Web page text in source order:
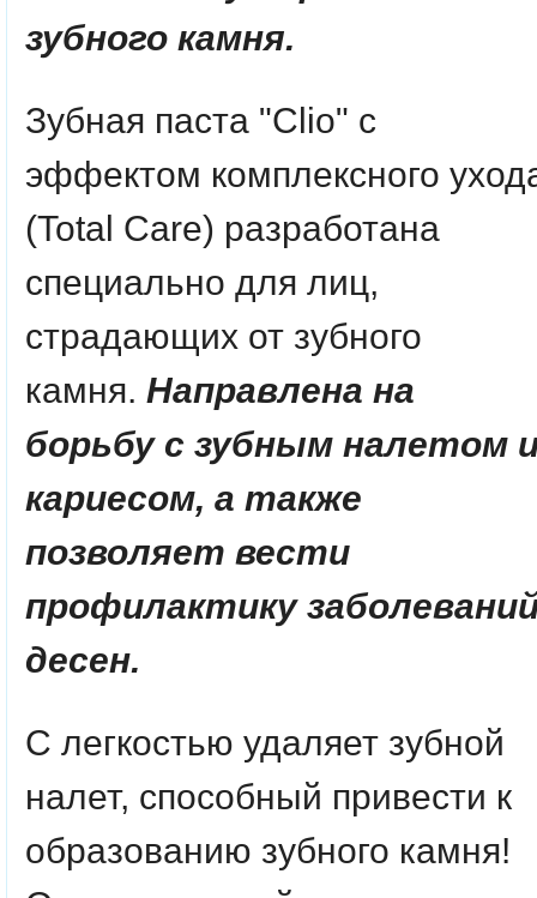
зубного камня.
Зубная паста "Clio" c
эффектом комплексного
(Total Care) разработана
специально для лиц,
страдающих от зубного
камня. Направлена на
борьбу с зубным налетом
кариесом, а также
позволяет вести
профилактику
десен.
С легкостью удаляет зубной
налет, способный привести к
образованию зубного камня!